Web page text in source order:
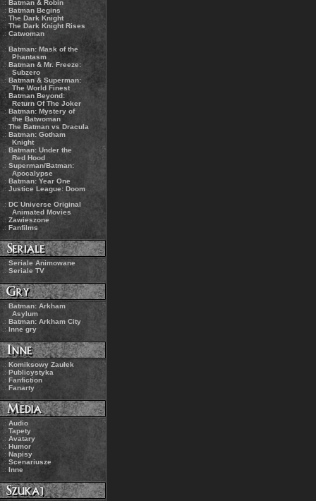
.: Batman & Robin
.: Batman Begins
.: The Dark Knight
.: The Dark Knight Rises
.: Catwoman
.:Batman: Mask of the
Phantasm
.: Batman & Mr. Freeze:
Subzero
.: Batman & Superman:
The World Finest
.: Batman Beyond:
Return Of The Joker
.: Batman: Mystery of
the Batwoman
.: The Batman vs Dracula
.: Batman: Gotham
Knight
.: Batman: Under the
Red Hood
.: Superman/Batman:
Apocalypse
.: Batman: Year One
.: Justice League: Doom
.: DC Universe Original
Animated Movies
.: Zawieszone
.: Fanfilms
.: Seriale Animowane
.: Seriale TV
.: Batman: Arkham
Asylum
.: Batman: Arkham City
.:Inne gry
.: Komiksowy Zaułek
.: Publicystyka
.: Fanfiction
.:Fanarty
.: Audio
.: Tapety
.: Avatary
.:Humor
.: Napisy
.: Scenariusze
.: Inne